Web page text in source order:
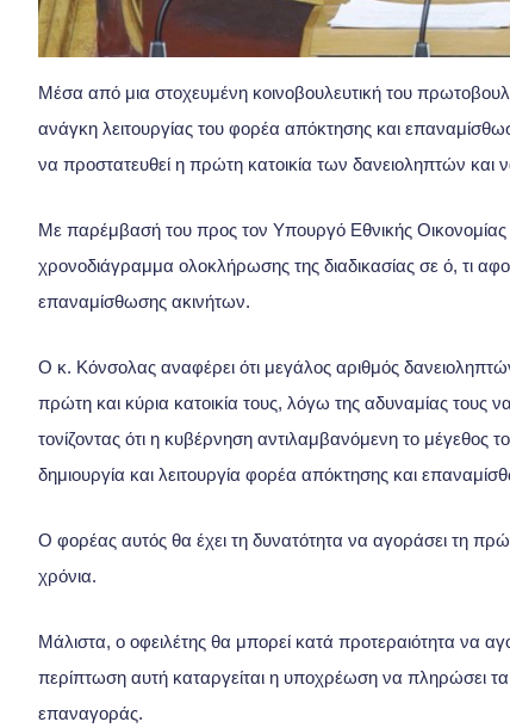
Μέσα από μια στοχευμένη κοινοβουλευτική του
ανάγκη λειτουργίας του φορέα απόκτησης και
να προστατευθεί η πρώτη κατοικία των δανειοληπτών και
Με παρέμβασή του προς τον Υπουργό Εθνικής
χρονοδιάγραμμα ολοκλήρωσης της διαδικασίας σε ό, τι
επαναμίσθωσης ακινήτων.
Ο κ. Κόνσολας αναφέρει ότι μεγάλος αριθμός
πρώτη και κύρια κατοικία τους, λόγω της αδυναμίας
τονίζοντας ότι η κυβέρνηση αντιλαμβανόμενη το
δημιουργία και λειτουργία φορέα απόκτησης και
Ο φορέας αυτός θα έχει τη δυνατότητα να αγοράσει τη
χρόνια.
Μάλιστα, ο οφειλέτης θα μπορεί κατά προτεραιότητα να
περίπτωση αυτή καταργείται η υποχρέωση να πληρώσει
επαναγοράς.